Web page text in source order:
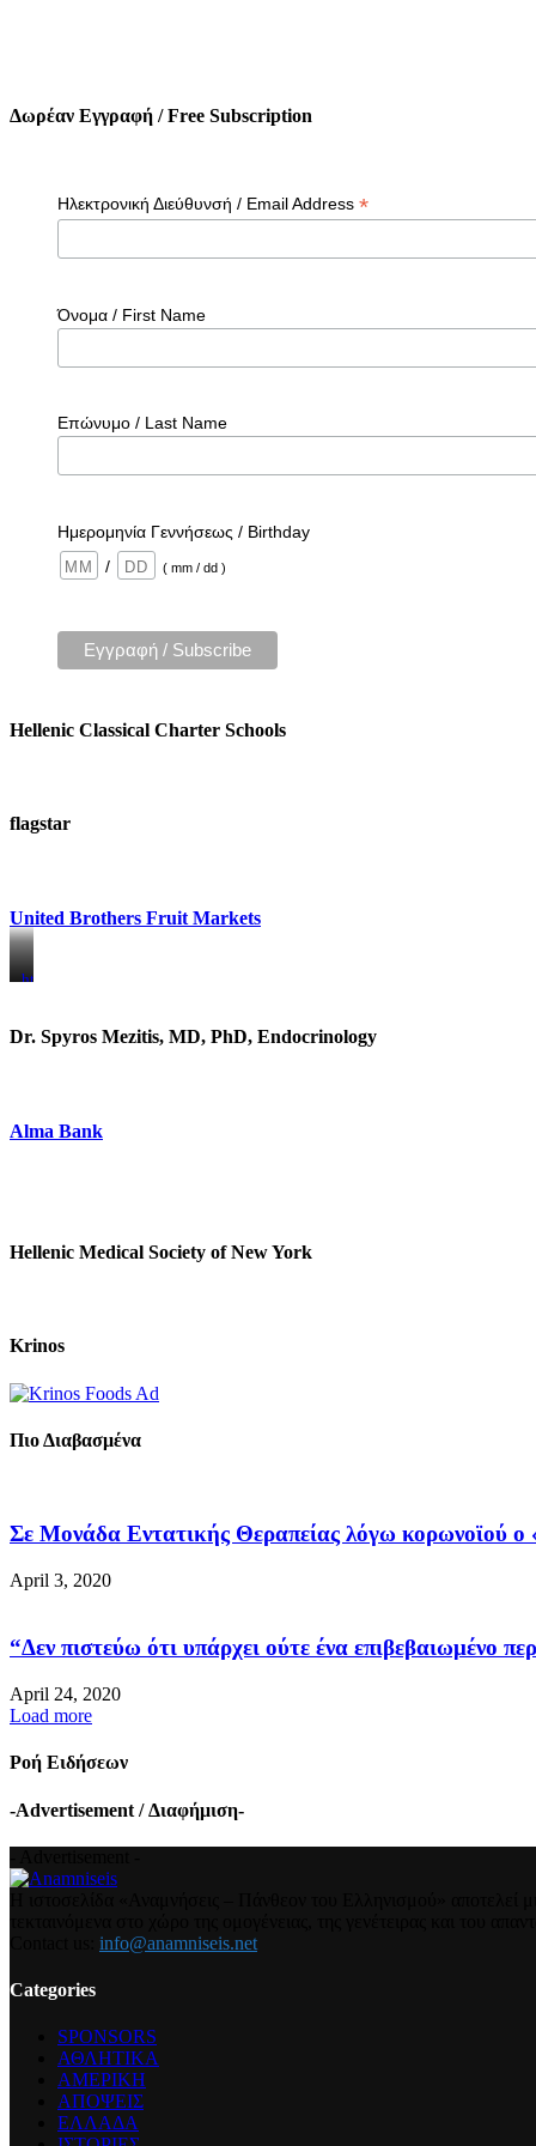
Δωρέαν Εγγραφή / Free Subscription
Ηλεκτρονική Διεύθυνσή / Email Address *
Όνομα / First Name
Επώνυμο / Last Name
Ημερομηνία Γεννήσεως / Birthday
/
( mm / dd )
Hellenic Classical Charter Schools
flagstar
United Brothers Fruit Markets
https://www.unitedbrothersfruitmarkets.com/
https://www.unitedbrothersfruitmarkets.com/
Dr. Spyros Mezitis, MD, PhD, Endocrinology
Alma Bank
Hellenic Medical Society of New York
Krinos
Πιο Διαβασμένα
Σε Μονάδα Εντατικής Θεραπείας λόγω κορωνοϊού ο
April 3, 2020
“Δεν πιστεύω ότι υπάρχει ούτε ένα επιβεβαιωμένο
April 24, 2020
Load more
Ροή Ειδήσεων
-Advertisement / Διαφήμιση-
info@anamniseis.net
Categories
SPONSORS
ΑΘΛΗΤΙΚΑ
ΑΜΕΡΙΚΗ
ΑΠΟΨΕΙΣ
ΕΛΛΑΔΑ